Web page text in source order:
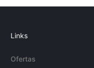
Links
Ofertas